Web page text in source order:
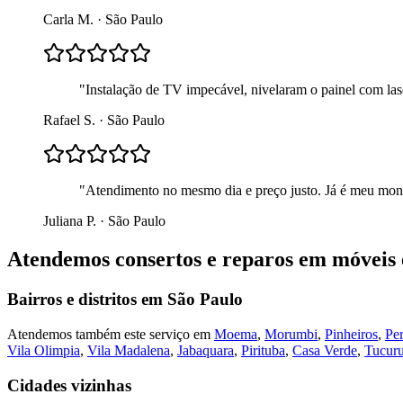
Carla M. · São Paulo
"Instalação de TV impecável, nivelaram o painel com
Rafael S. · São Paulo
"Atendimento no mesmo dia e preço justo. Já é meu
Juliana P. · São Paulo
Atendemos consertos e reparos em móveis
Bairros e distritos em São Paulo
Atendemos também este serviço em Moema, Morumbi, Pinheiros,
Vila Olimpia, Vila Madalena, Jabaquara, Pirituba, Casa Verde,
Cidades vizinhas